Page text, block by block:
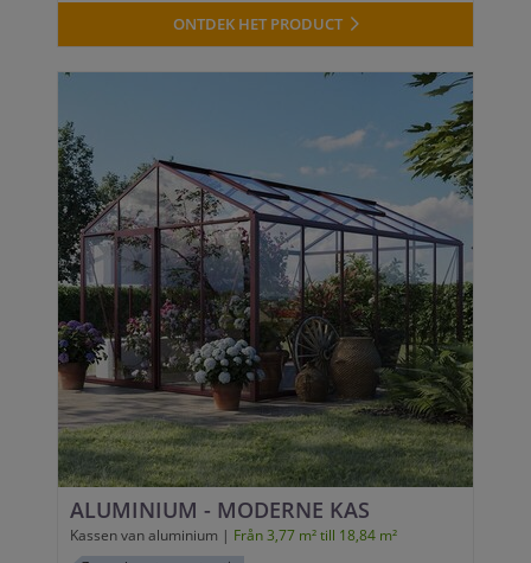
ONTDEK HET PRODUCT
ALUMINIUM - MODERNE KAS
Kassen van aluminium | Från 3,77 m² till 18,84 m²